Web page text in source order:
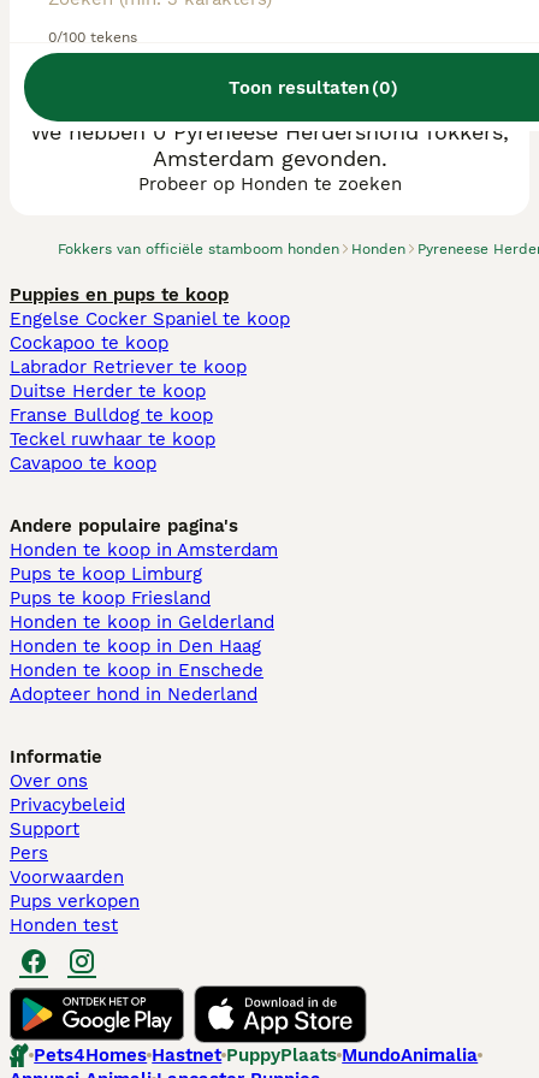
0/100 tekens
Toon resultaten(0)
Fokkers van officiële stamboom honden Honden Pyreneese
We hebben 0 Pyreneese Herdershond fokkers,
Amsterdam gevonden.
Probeer op Honden te zoeken
Puppies en pups te koop
Engelse Cocker Spaniel te koop
Cockapoo te koop
Labrador Retriever te koop
Duitse Herder te koop
Franse Bulldog te koop
Teckel ruwhaar te koop
Cavapoo te koop
Andere populaire pagina's
Honden te koop in Amsterdam
Pups te koop Limburg​
Pups te koop Friesland​
Honden te koop in Gelderland
Honden te koop in Den Haag
Honden te koop in Enschede
Adopteer hond in Nederland
Informatie
Over ons
Privacybeleid
Support
Pers
Voorwaarden
Pups verkopen
Honden test
Pets4Homes Hastnet PuppyPlaats MundoAnimalia